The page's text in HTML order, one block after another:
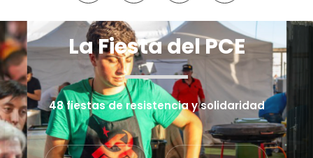
La Fiesta del PCE
48 fiestas de resistencia y solidaridad